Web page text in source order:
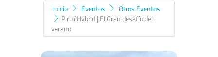
Inicio Eventos
Otros Eventos
Pirulí Hybrid | El Gran desafío del
verano